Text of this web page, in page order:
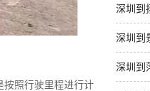
照行驶里程进行计